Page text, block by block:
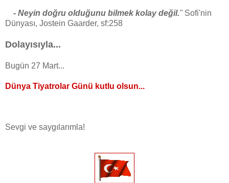
- Neyin doğru olduğunu bilmek kolay değil." Sofi'nin
Dünyası, Jostein Gaarder, sf:258
Dolayısıyla...
Bugün 27 Mart...
Dünya Tiyatrolar Günü kutlu olsun...
Sevgi ve saygılarımla!